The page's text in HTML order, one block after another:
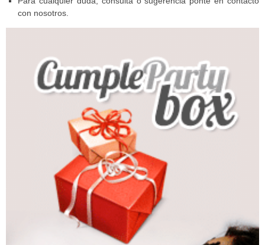
con nosotros.